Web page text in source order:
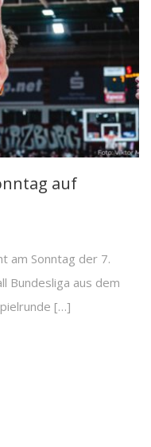
auf
am Sonntag der 7.
Bundesliga aus dem
[…]